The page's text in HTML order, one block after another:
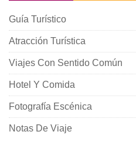
Guía Turístico
Atracción Turística
Viajes Con Sentido Común
Hotel Y Comida
Fotografía Escénica
Notas De Viaje